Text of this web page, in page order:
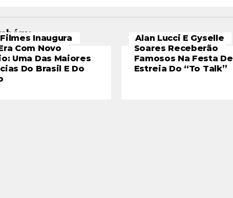
Inaugura
Com Novo
Uma Das Maiores
Do Brasil E Do
Alan Lucci E Gyselle
Soares Receberão
Famosos Na Festa De
Estreia Do “To Talk”